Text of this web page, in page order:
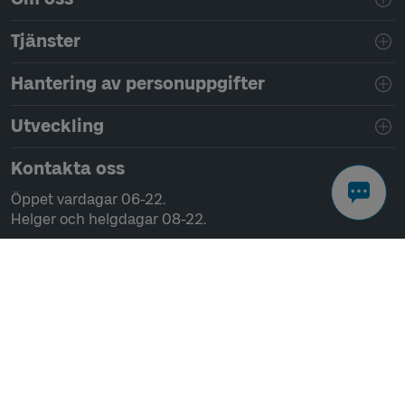
Tjänster
Hantering av personuppgifter
Utveckling
Kontakta oss
Öppet vardagar 06-22.
Helger och helgdagar 08-22.